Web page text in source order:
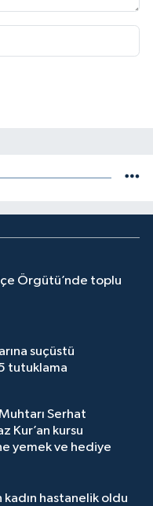
Örgütü’nde toplu
suçüstü
tutuklama
Serhat
yemek ve hediye
hastanelik oldu